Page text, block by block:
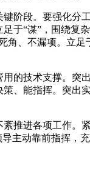
阶段。要强化分
于“谋”，围绕复
角、不漏项。立
的技术支撑。突
、能指挥。突出
推进各项工作。
主动靠前指挥，